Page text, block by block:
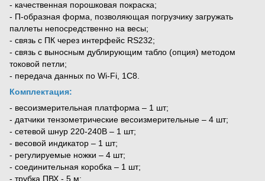
- качественная порошковая покраска;
- П-образная форма, позволяющая погрузчику загружать
паллеты непосредственно на весы;
- связь с ПК через интерфейс RS232;
- связь с выносным дублирующим табло (опция) методом
токовой петли;
- передача данных по Wi-Fi, 1C8.
Комплектация:
- весоизмерительная платформа – 1 шт;
- датчики тензометрические весоизмерительные – 4 шт;
- сетевой шнур 220-240В – 1 шт;
- весовой индикатор – 1 шт;
- регулируемые ножки – 4 шт;
- соединительная коробка – 1 шт;
- трубка ПВХ - 5 м;